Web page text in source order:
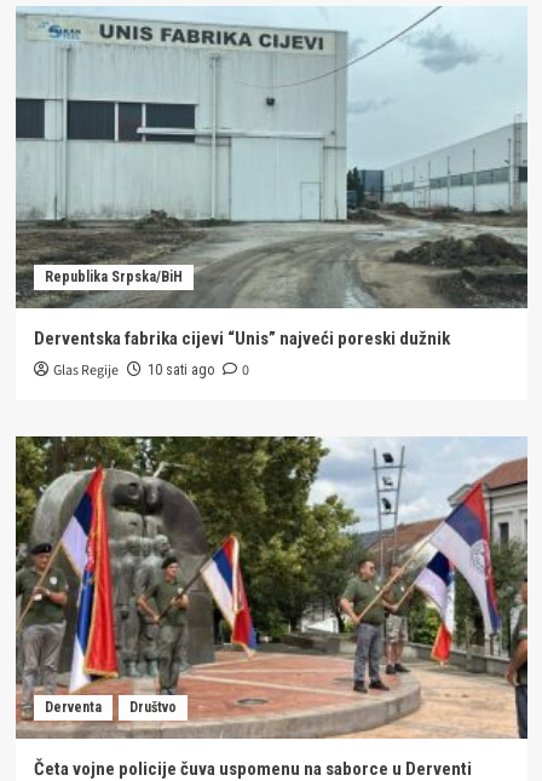
Republika Srpska/BiH
Derventska fabrika cijevi “Unis” najveći poreski dužnik
Glas Regije 10 sati ago 0
Derventa Društvo
Četa vojne policije čuva uspomenu na saborce u Derventi